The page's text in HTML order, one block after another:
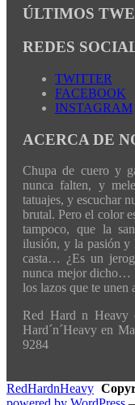
ÚLTIMOS
REDES
TWITTER
FACEBOOK
INSTAGRAM
ACERCA DE
Chupa de cuero y
nunca falten, y
tatuajes, y escuchar
brutal. Pero el color
tampoco, que la
ilusión, y la pasión y
casta… ¿Es un
nunca mejor dicho…
los lazos que te unen
Red Hard n Heavy
Hard´n´Heavy en
9284
RedHardnHeavy